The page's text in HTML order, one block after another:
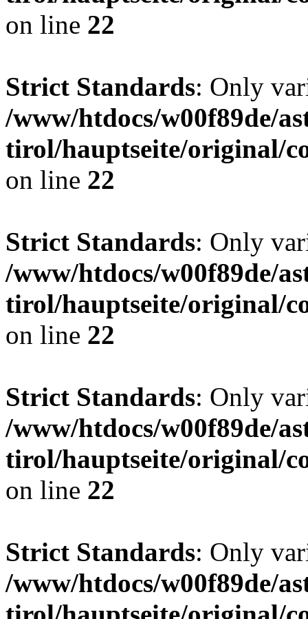
on line 22
Strict Standards: Only
/www/htdocs/w00f89de/
tirol/hauptseite/original/
on line 22
Strict Standards: Only
/www/htdocs/w00f89de/
tirol/hauptseite/original/
on line 22
Strict Standards: Only
/www/htdocs/w00f89de/
tirol/hauptseite/original/
on line 22
Strict Standards: Only
/www/htdocs/w00f89de/